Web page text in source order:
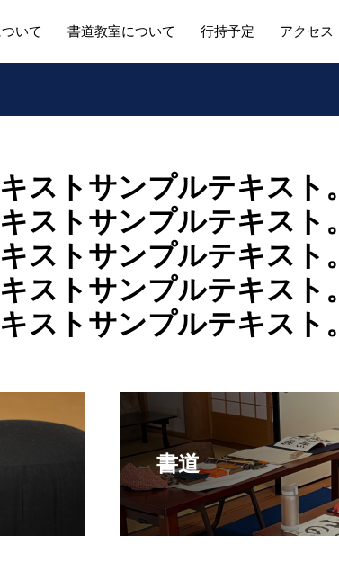
いて 書道教室について 行持予定 アクセス
ストサンプルテキスト。
ストサンプルテキスト。
ストサンプルテキスト。
ストサンプルテキスト。
ストサンプルテキスト。
書道